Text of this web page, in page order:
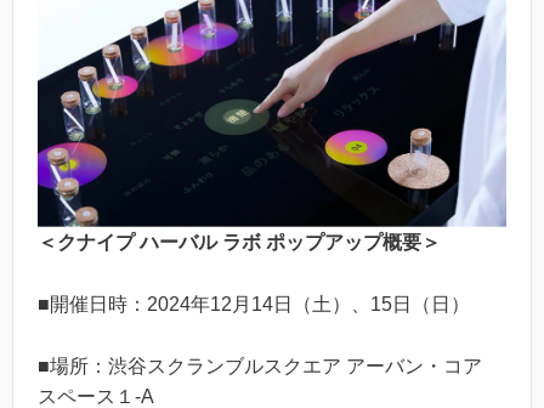
＜クナイプ ハーバル ラボ ポップアップ概要＞
■開催日時：2024年12月14日（土）、15日（日）
■場所：渋谷スクランブルスクエア アーバン・コア
スペース１-A